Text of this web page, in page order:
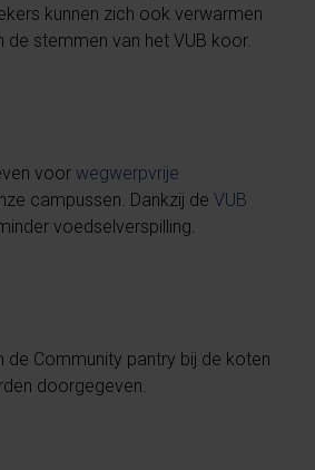
kunnen zich ook verwarmen
de stemmen van het VUB koor.
voor wegwerpvrije
campussen. Dankzij de VUB
voedselverspilling.
de Community pantry bij de koten
doorgegeven.